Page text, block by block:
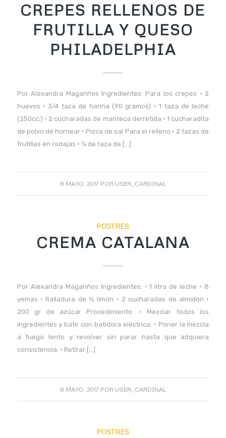
CREPES RELLENOS DE
FRUTILLA Y QUESO
PHILADELPHIA
Por Alexandra Magariños Ingredientes: Para los crepes • 2
huevos • 3/4 taza de harina (90 gramos) • 1 taza de leche
(250cc.) • 2 cucharadas de manteca derretida • 1 cucharadita
de polvo de hornear • Pizca de sal Para el relleno • 2 tazas de
frutillas en rodajas • ¼ de taza de […]
8 MAYO, 2017 POR USER_CARDINAL
POSTRES
CREMA CATALANA
Por Alexandra Magariños Ingredientes: • 1 litro de leche • 8
yemas • Ralladura de ½ limón • 2 cucharadas de almidón •
200 gr de azúcar Procedimiento: • Mezclar todos los
ingredientes y batir con batidora eléctrica. • Poner la mezcla
a fuego lento y revolver sin parar hasta que adquiera
consistencia. • Retirar […]
8 MAYO, 2017 POR USER_CARDINAL
POSTRES